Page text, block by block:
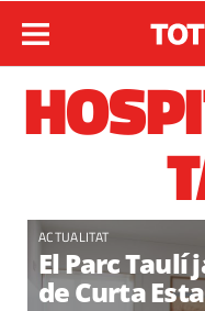
ACTUALITAT
El Parc
de Curta